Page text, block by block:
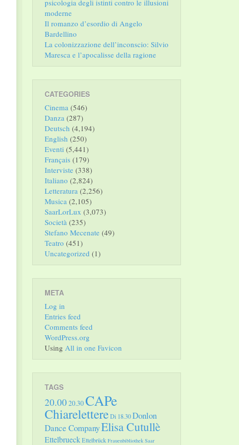
psicologia degli istinti contro le illusioni
moderne
Il romanzo d’esordio di Angelo
Bardellino
La colonizzazione dell’inconscio: Silvio
Maresca e l’apocalisse della ragione
CATEGORIES
Cinema (546)
Danza (287)
Deutsch (4,194)
English (250)
Eventi (5,441)
Français (179)
Interviste (338)
Italiano (2,824)
Letteratura (2,256)
Musica (2,105)
SaarLorLux (3,073)
Società (235)
Stefano Mecenate (49)
Teatro (451)
Uncategorized (1)
META
Log in
Entries feed
Comments feed
WordPress.org
Using All in one Favicon
TAGS
20.00 20.30CAPe
ChiarelettereDi 18.30Donlon
Dance CompanyElisa Cutullè
EttelbrueckEttelbrück Frauenbibliothek Saar